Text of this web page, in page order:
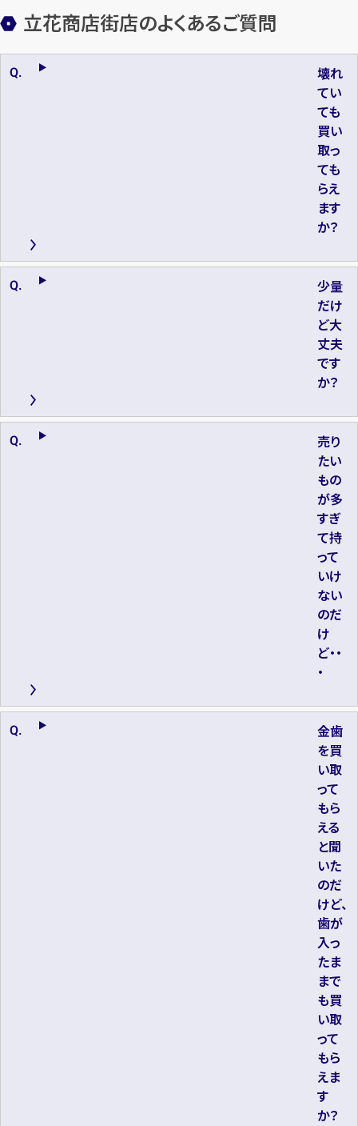
立花商店街店のよくあるご質問
壊れ
てい
ても
買い
取っ
ても
らえ
ます
か？
少量
だけ
ど大
丈夫
です
か？
売り
たい
もの
が多
すぎ
て持
って
いけ
ない
のだ
け
ど・・
・
金歯
を買
い取
って
もら
える
と聞
いた
のだ
けど、
歯が
入っ
たま
まで
も買
い取
って
もら
えま
す
か？